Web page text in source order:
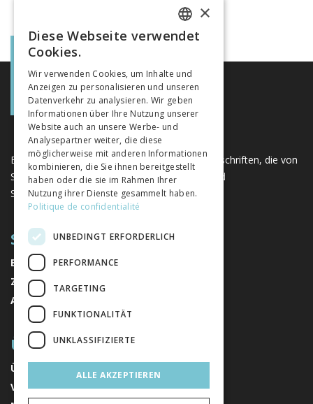
Eine einzigartige Plattform für Bücher und Zeitschriften, die von
Schweizer Verlagen im Bereich der Geistes- und
Sozialwissenschaften herausgegeben werden.
SITEMAP
BÜCHER
ZEITSCHRIFTEN
AUTOREN
ÜBER UNS
ÜBER UNS
VERLAGE
FRENCH
ITALIAN
×
Diese Webseite verwendet
Cookies.
Wir verwenden Cookies, um Inhalte und
Anzeigen zu personalisieren und unseren
Datenverkehr zu analysieren. Wir geben
Informationen über Ihre Nutzung unserer
Website auch an unsere Werbe- und
Analysepartner weiter, die diese
möglicherweise mit anderen Informationen
kombinieren, die Sie ihnen bereitgestellt
haben oder die sie im Rahmen Ihrer
Nutzung ihrer Dienste gesammelt haben.
Politique de confidentialité
UNBEDINGT ERFORDERLICH
PERFORMANCE
TARGETING
FUNKTIONALITÄT
UNKLASSIFIZIERTE
ALLE AKZEPTIEREN